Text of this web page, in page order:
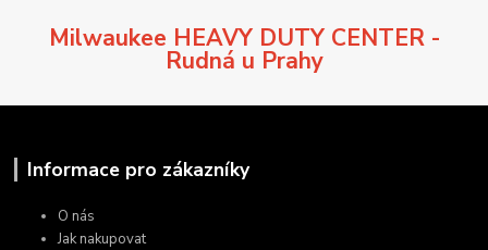
Milwaukee HEAVY DUTY CENTER -
Rudná u Prahy
Informace pro zákazníky
O nás
Jak nakupovat